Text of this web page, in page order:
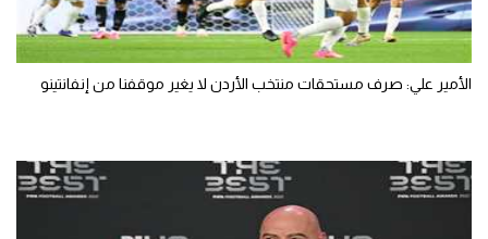
الأمير علي: صرف مستحقات منتخب الأردن لا يغير موقفنا من إنفانتينو